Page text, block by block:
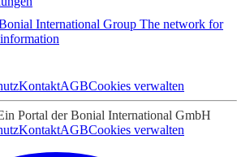
International Group The network for
KontaktAGBCookies verwalten
Portal der Bonial International GmbH
KontaktAGBCookies verwalten